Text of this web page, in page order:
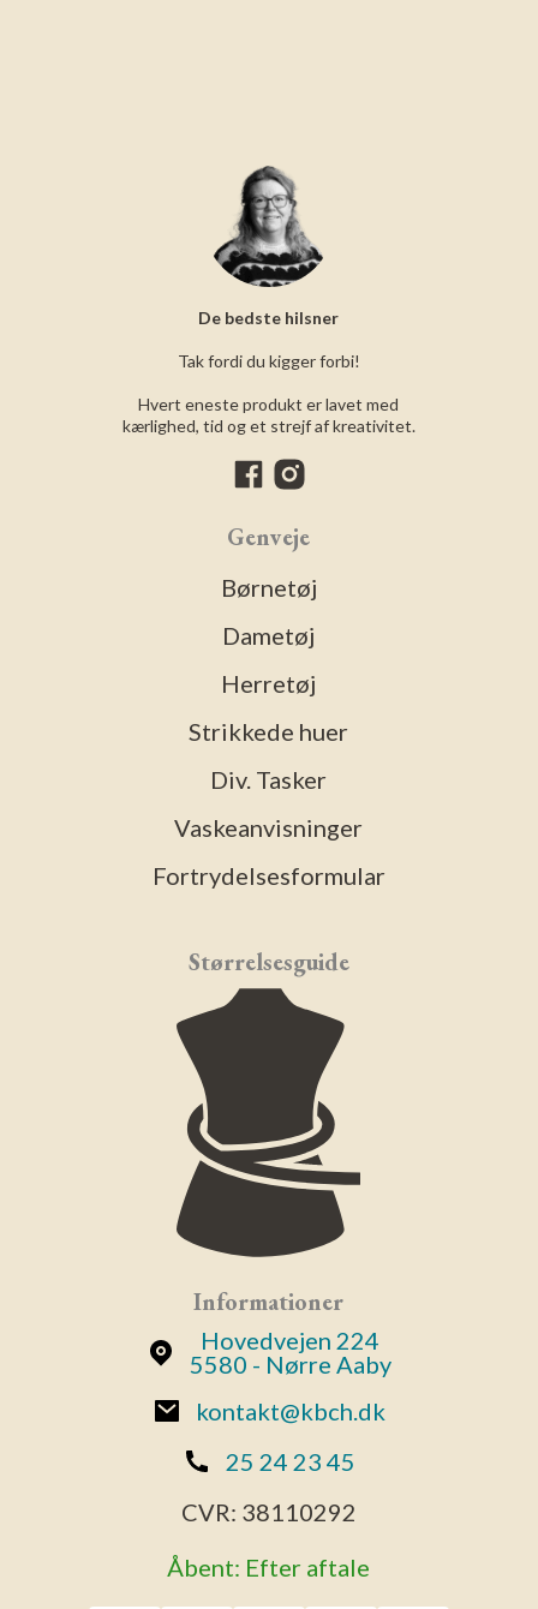
De bedste hilsner
Tak fordi du kigger forbi!
Hvert eneste produkt er lavet med
kærlighed, tid og et strejf af kreativitet.
Genveje
Børnetøj
Dametøj
Herretøj
Strikkede huer
Div. Tasker
Vaskeanvisninger
Fortrydelsesformular
Størrelsesguide
Informationer
Hovedvejen 224
5580 - Nørre Aaby
kontakt@kbch.dk
25 24 23 45
CVR: 38110292
Åbent: Efter aftale